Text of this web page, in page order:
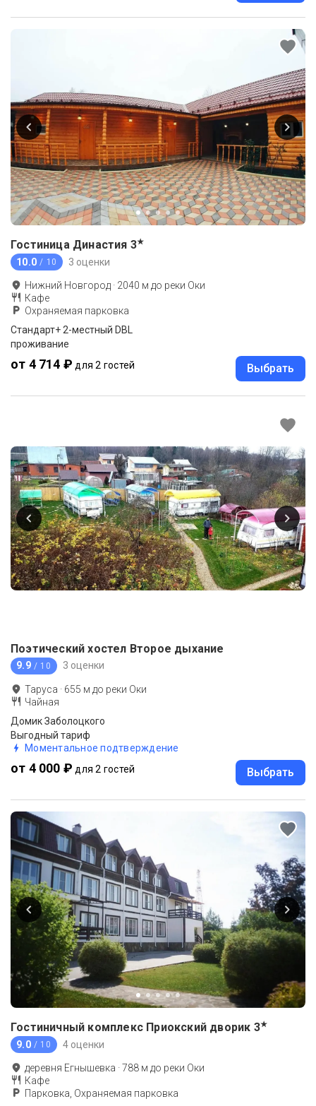
Гостиница Династия 3★
10.0 / 10 3 оценки
Нижний Новгород · 2040 м до реки Оки
Кафе
Охраняемая парковка
Стандарт+ 2-местный DBL
проживание
от 4 714 ₽ для 2 гостей Выбрать
Поэтический хостел Второе дыхание
9.9 / 10 3 оценки
Таруса · 655 м до реки Оки
Чайная
Домик Заболоцкого
Выгодный тариф
Моментальное подтверждение
от 4 000 ₽ для 2 гостей Выбрать
Гостиничный комплекс Приокский дворик 3★
9.0 / 10 4 оценки
деревня Егнышевка ·788 м до реки Оки
Кафе
Парковка, Охраняемая парковка